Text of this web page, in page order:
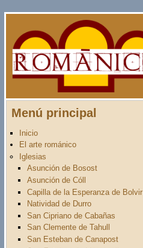
Menú principal
Inicio
El arte románico
Iglesias
Asunción de Bosost
Asunción de Cóll
Capilla de la Esperanza de Bolvir
Natividad de Durro
San Cipriano de Cabañas
San Clemente de Tahull
San Esteban de Canapost